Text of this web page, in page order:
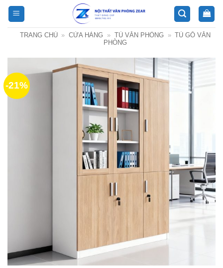
Bỏ
qua
nội
TRANG CHỦ » CỬA HÀNG » TỦ VĂN PHÒNG » TỦ GỖ VĂN
PHÒNG
-21%